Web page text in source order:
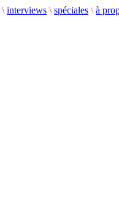
\ interviews \ spéciales \ à